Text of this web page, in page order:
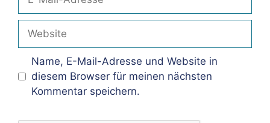
Mail-
Adresse
Name, E-Mail-Adresse und Website in
diesem Browser für meinen nächsten
Kommentar speichern.